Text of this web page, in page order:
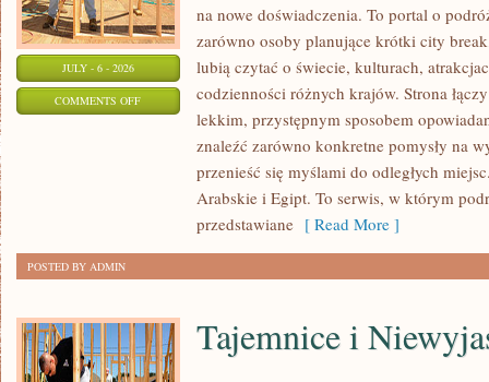
JULY - 6 - 2026
COMMENTS OFFON
na nowe doświadczenia. To portal o
zarówno osoby planujące krótki city
lubią czytać o świecie, kulturach,
codzienności różnych krajów. Strona
lekkim, przystępnym sposobem
znaleźć zarówno konkretne pomysły na
przenieść się myślami do odległych
Arabskie i Egipt. To serwis, w którym
przedstawiane [ Read More ]
POSTED BY ADMIN
Tajemnice i